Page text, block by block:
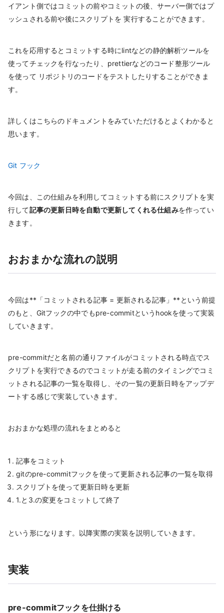
イアント側ではコミットの前やコミットの後、サーバー側ではプ
ッシュされる前や後にスクリプトを 実行することができます。
これを応用するとコミットする時にlintなどの静的解析ツールを
使ってチェックを行なったり、prettierなどのコード整形ツール
を使って リポジトリのコードをテストしたりすることができま
す。
詳しくはこちらのドキュメントをみていただけるとよくわかると
思います。
Git フック
今回は、この仕組みを利用してコミットする前にスクリプトを実
行して記事の更新日時を自動で更新してくれる仕組みを作ってい
きます。
おおまかな流れの説明
今回は**「コミットされる記事 = 更新される記事」**という前提
のもと、Gitフックの中でもpre-commitというhookを使って実装
していきます。
pre-commitだと名前の通りファイルがコミットされる時点でス
クリプトを実行できるのでコミットが走る前のタイミングでコミ
ットされる記事の一覧を取得し、その一覧の更新日時をアップデ
ートする感じで実装していきます。
おおまかな処理の流れをまとめると
記事をコミット
gitのpre-commitフックを使って更新される記事の一覧を取得
スクリプトを使って更新日時を更新
1.と3.の変更をコミットして終了
という形になります。以降実際の実装を説明していきます。
実装
pre-commitフックを仕掛ける